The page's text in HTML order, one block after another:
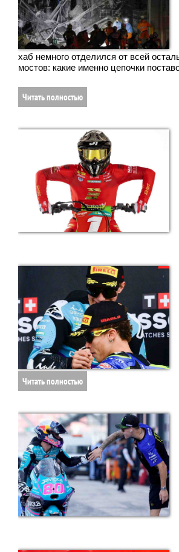
хаб немного отделился от всей
мостов: какие именно цепочки
Читать полностью
Читать полностью